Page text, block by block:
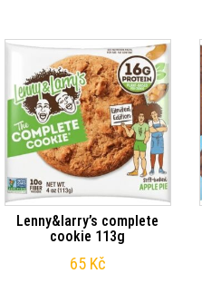
Lenny&larry’s complete
cookie 113g
65 Kč